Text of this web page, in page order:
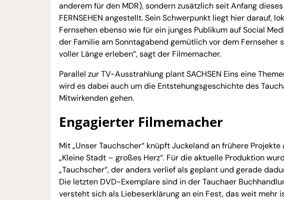
anderem für den MDR), sondern zusätzlich seit Anfang
FERNSEHEN angestellt. Sein Schwerpunkt liegt hier darauf,
Fernsehen ebenso wie für ein junges Publikum auf Social
der Familie am Sonntagabend gemütlich vor dem
voller Länge erleben“, sagt der Filmemacher.
Parallel zur TV-Ausstrahlung plant SACHSEN Eins eine
wird es dabei auch um die Entstehungsgeschichte des
Mitwirkenden gehen.
Engagierter Filmemacher
Mit „Unser Tauchscher“ knüpft Juckeland an frühere
„Kleine Stadt – großes Herz“. Für die aktuelle Produktion
„Tauchscher“, der anders verlief als geplant und gerade
Die letzten DVD-Exemplare sind in der Tauchaer
versteht sich als Liebeserklärung an ein Fest, das weit mehr